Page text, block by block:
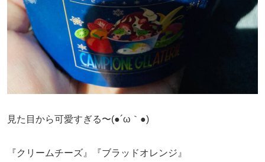
見た目から可愛すぎる〜(●´ω｀●)
『クリームチーズ』『ブラッドオレンジ』